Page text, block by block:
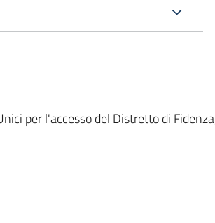
per l'accesso del Distretto di